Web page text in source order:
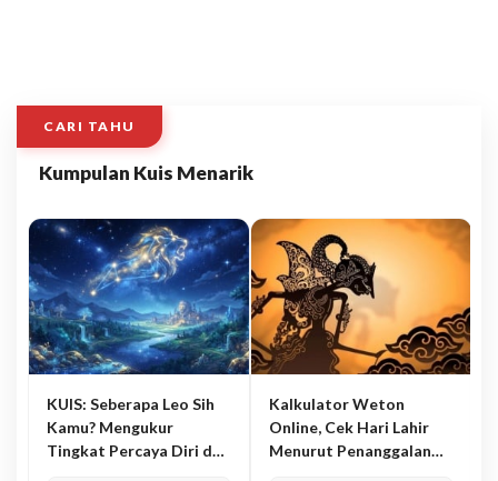
CARI TAHU
Kumpulan Kuis Menarik
KUIS: Seberapa Leo Sih
Kamu? Mengukur
Tingkat Percaya Diri dan
Kalkulator Weton
Online, Cek Hari Lahir
Menurut Penanggalan